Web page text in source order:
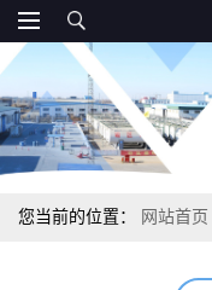
您当前的位置： 网站首页